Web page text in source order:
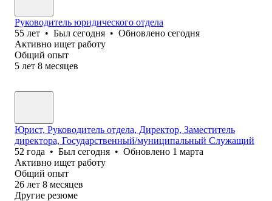
Руководитель юридического отдела
55 лет • Был сегодня • Обновлено сегодня
Активно ищет работу
Общий опыт
5 лет 8 месяцев
Юрист, Руководитель отдела, Директор, Заместитель
директора, Государственный/муниципальный Служащий
52 года • Был сегодня • Обновлено 1 марта
Активно ищет работу
Общий опыт
26 лет 8 месяцев
Другие резюме